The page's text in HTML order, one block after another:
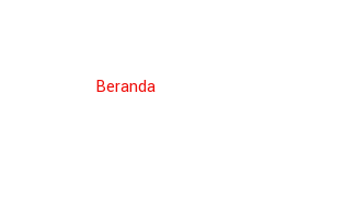
Beranda